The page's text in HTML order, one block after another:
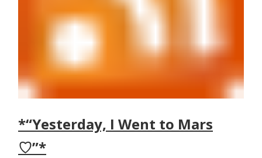
*“Yesterday, I Went to Mars
♡”*